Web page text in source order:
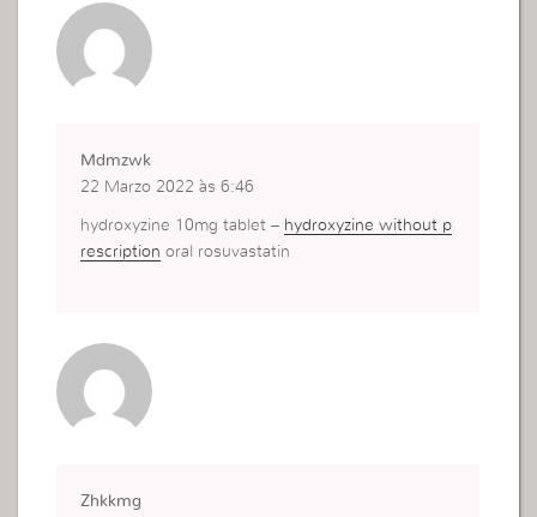
Mdmzwk
22 Marzo 2022 às 6:46
hydroxyzine 10mg tablet – hydroxyzine without p
rescription oral rosuvastatin
Zhkkmg